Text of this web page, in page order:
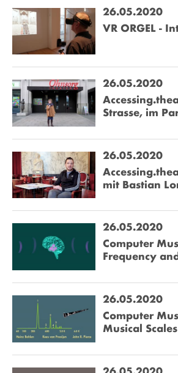
26.05.2020
VR ORGEL -
26.05.2020
Strasse, im
26.05.2020
mit Bastian
26.05.2020
Computer
Frequency
26.05.2020
Computer
Musical Scales